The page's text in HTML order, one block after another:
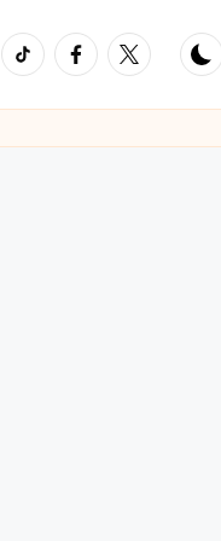
TikTokFacebook
Twitter